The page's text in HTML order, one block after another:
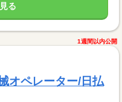
る
1週間以内公開
オペレーター/日払